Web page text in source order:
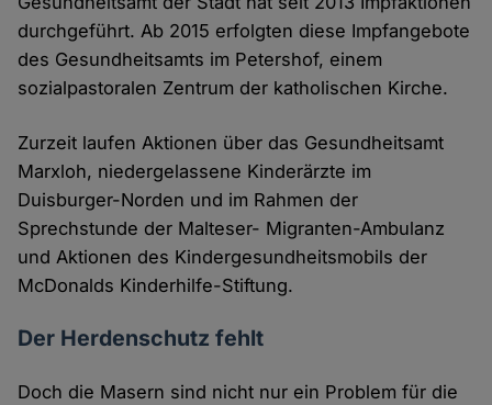
durchgeführt. Ab 2015 erfolgten diese Impfangebote
des Gesundheitsamts im Petershof, einem
sozialpastoralen Zentrum der katholischen Kirche.
Zurzeit laufen Aktionen über das Gesundheitsamt
Marxloh, niedergelassene Kinderärzte im
Duisburger-Norden und im Rahmen der
Sprechstunde der Malteser- Migranten-Ambulanz
und Aktionen des Kindergesundheitsmobils der
McDonalds Kinderhilfe-Stiftung.
Der Herdenschutz fehlt
Doch die Masern sind nicht nur ein Problem für die